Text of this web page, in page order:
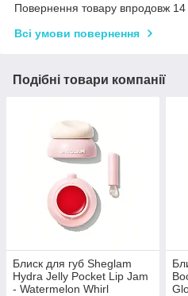
Повернення товару впродовж 14
Всі умови повернення
Подібні товари компанії
Блиск для губ Sheglam
Hydra Jelly Pocket Lip Jam
- Watermelon Whirl